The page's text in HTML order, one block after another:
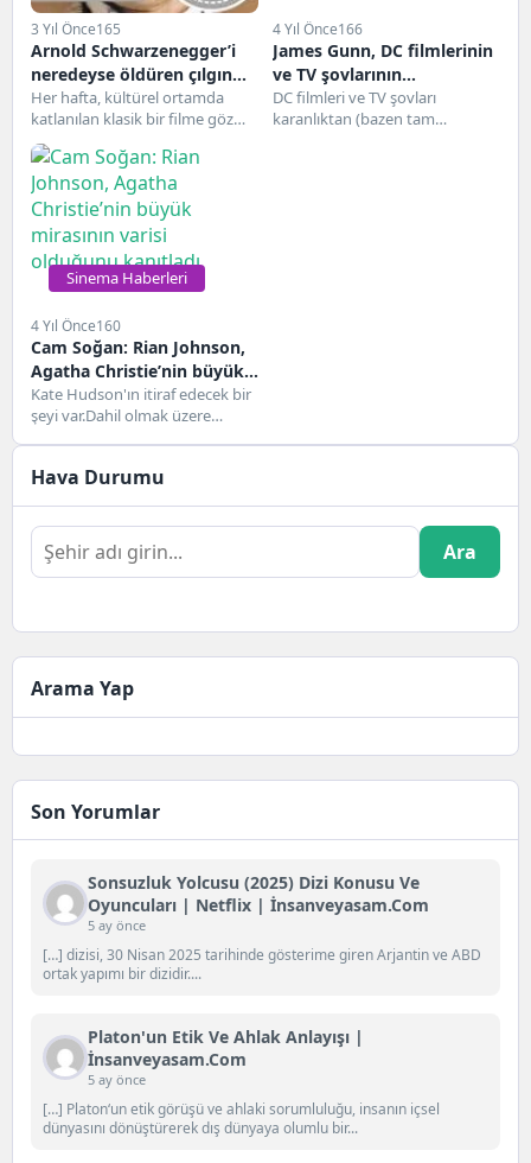
3 Yıl Önce165
Arnold Schwarzenegger’i
neredeyse öldüren çılgın
True Lies gösterisi
Her hafta, kültürel ortamda
katlanılan klasik bir filme göz
atıyoruz ve en başta ona
neden...
4 Yıl Önce166
James Gunn, DC filmlerinin
ve TV şovlarının
önümüzdeki on yılını
açıklıyor
DC filmleri ve TV şovları
karanlıktan (bazen tam
Sinema Haberleri
4 Yıl Önce160
Cam Soğan: Rian Johnson,
Agatha Christie’nin büyük
mirasının varisi olduğunu
kanıtladı
Kate Hudson'ın itiraf edecek bir
şeyi var.Dahil olmak üzere
Hava Durumu
Ara
Arama Yap
Son Yorumlar
Sonsuzluk Yolcusu (2025) Dizi Konusu Ve
Oyuncuları | Netflix | İnsanveyasam.com
5 ay önce
[…] dizisi, 30 Nisan 2025 tarihinde gösterime giren Arjantin ve ABD
ortak yapımı bir dizidir....
Platon'un Etik Ve Ahlak Anlayışı |
İnsanveyasam.com
5 ay önce
[…] Platon‘un etik görüşü ve ahlaki sorumluluğu, insanın içsel
dünyasını dönüştürerek dış dünyaya olumlu bir...